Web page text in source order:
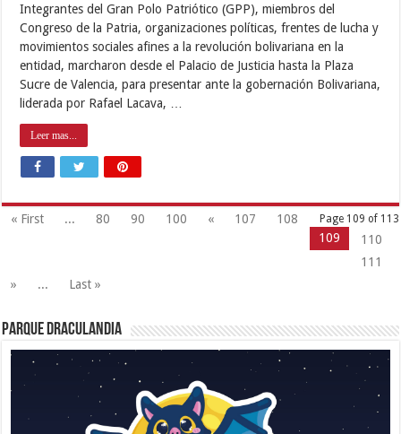
Integrantes del Gran Polo Patriótico (GPP), miembros del
Congreso de la Patria, organizaciones políticas, frentes de lucha y
movimientos sociales afines a la revolución bolivariana en la
entidad, marcharon desde el Palacio de Justicia hasta la Plaza
Sucre de Valencia, para presentar ante la gobernación Bolivariana,
liderada por Rafael Lacava, …
Leer mas...
Page 109 of 113
« First ... 80 90 100 « 107
108
109
110
111
»
... Last »
Parque Draculandia